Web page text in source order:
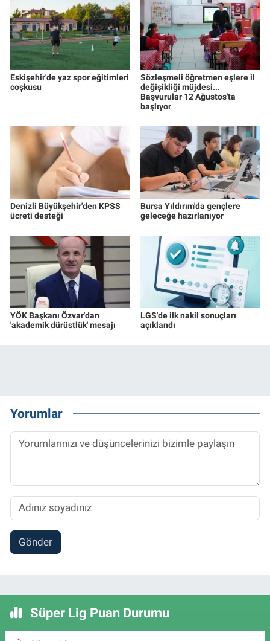
Eskişehir'de yaz spor eğitimleri
coşkusu
Sözleşmeli öğretmen eşlere il
değişikliği müjdesi...
Başvurular 12 Ağustos'ta
başlıyor
Denizli Büyükşehir'den KPSS
ücreti desteği
Bursa Yıldırım'da gençlere
geleceğe hazırlanıyor
YÖK Başkanı Özvar'dan
'akademik dürüstlük' mesajı
LGS'de ilk nakil sonuçları
açıklandı
Yorumlar
Gönder
Süper Lig Puan Durumu